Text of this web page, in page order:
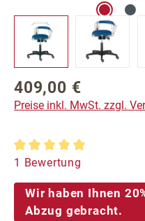
Regulärer Preis:
409,00 €
Preise inkl. MwSt. zzgl.
Durchschnittliche
1 Bewertung
Wir haben Ihnen
Abzug gebracht.